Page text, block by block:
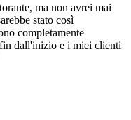
ma non avrei mai
stato così
completamente
dall'inizio e i miei clienti